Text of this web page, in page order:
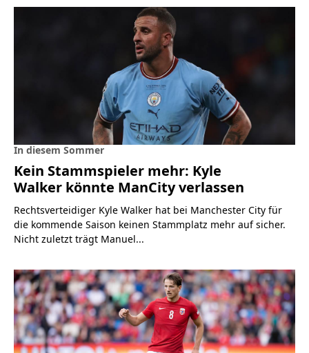
In diesem Sommer
Kein Stammspieler mehr: Kyle
Walker könnte ManCity verlassen
Rechtsverteidiger Kyle Walker hat bei Manchester City für
die kommende Saison keinen Stammplatz mehr auf sicher.
Nicht zuletzt trägt Manuel...